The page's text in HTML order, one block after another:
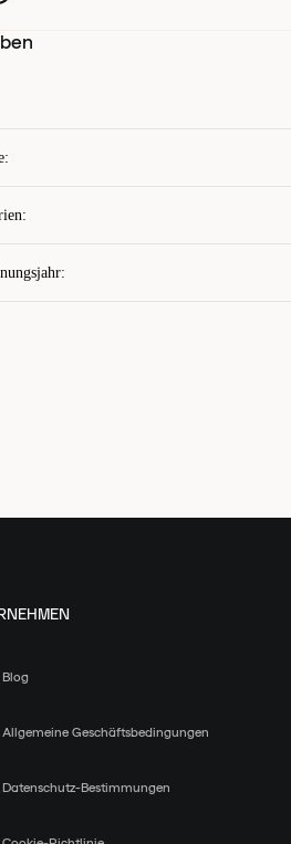
:
:
:
Blog
Allgemeine Geschäftsbedingungen
Datenschutz-Bestimmungen